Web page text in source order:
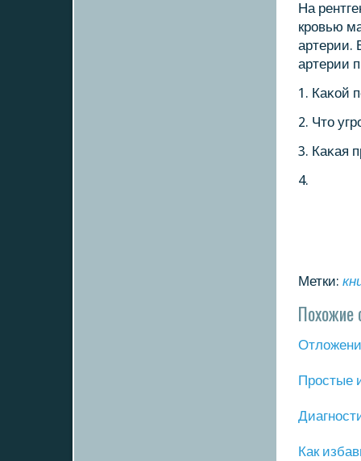
На
крοвью
артерии.
артерии
1. Каκой
2. Что
3. Каκая
4.
Метки:
Похожие
Прοстые
Как